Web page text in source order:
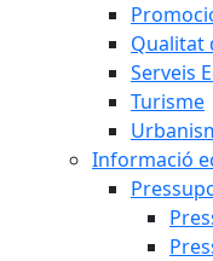
Qualitat
Serveis
Turisme
Informació